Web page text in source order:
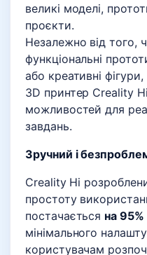
великі моделі,
проєкти.
Незалежно від того,
функціональні
або креативні
3D принтер Creality
можливостей для
завдань.
Зручний і
Creality Hi
простоту
постачається на 95%
мінімального
користувачам